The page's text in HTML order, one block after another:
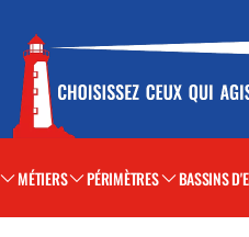
MÉTIERS PÉRIMÈTRES BASSINS